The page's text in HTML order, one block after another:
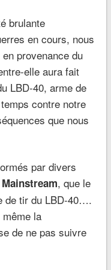
brulante
en cours, nous
provenance du
elle aura fait
LBD-40, arme de
contre notre
que nous
par divers
, que le
de tir du LBD-40….
la
de ne pas suivre